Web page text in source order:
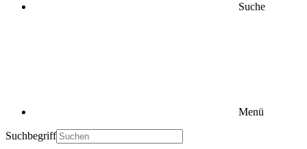
Suche
Menü
Suchbegriff